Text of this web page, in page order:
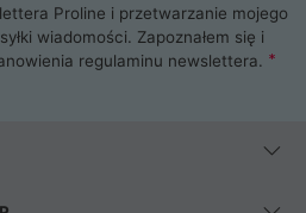
Proline i przetwarzanie mojego
wiadomości. Zapoznałem się i
regulaminu newslettera.